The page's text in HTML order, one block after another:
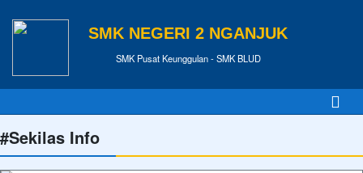
SMK NEGERI 2 NGANJUK
SMK Pusat Keunggulan - SMK BLUD
#Sekilas Info